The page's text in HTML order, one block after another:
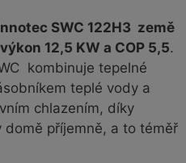
SWC 122H3 země
12,5 KW a COP 5,5.
kombinuje tepelné
teplé vody a
chlazením, díky
příjemně, a to téměř